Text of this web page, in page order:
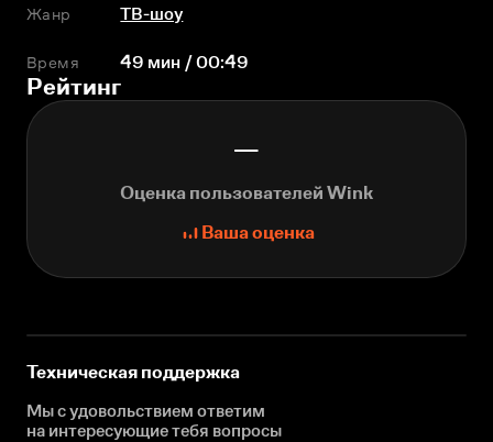
Жанр ТВ-шоу
Время 49 мин / 00:49
Рейтинг
—
Оценка пользователей Wink
Ваша оценка
Техническая поддержка
Мы с удовольствием ответим
на интересующиетебя вопросы